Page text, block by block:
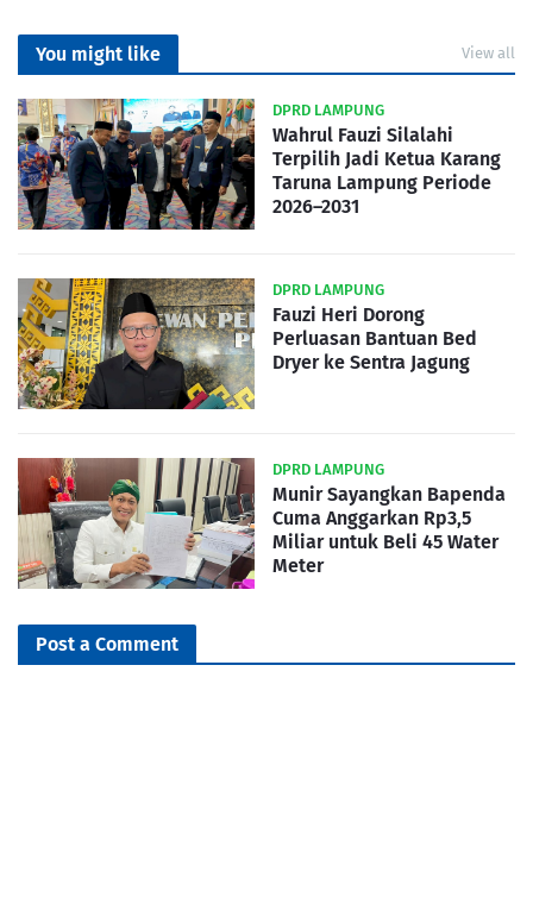
You might like View all
DPRD LAMPUNG
Wahrul Fauzi Silalahi
Terpilih Jadi Ketua Karang
Taruna Lampung Periode
2026–2031
DPRD LAMPUNG
Fauzi Heri Dorong
Perluasan Bantuan Bed
Dryer ke Sentra Jagung
DPRD LAMPUNG
Munir Sayangkan Bapenda
Cuma Anggarkan Rp3,5
Miliar untuk Beli 45 Water
Meter
Post a Comment